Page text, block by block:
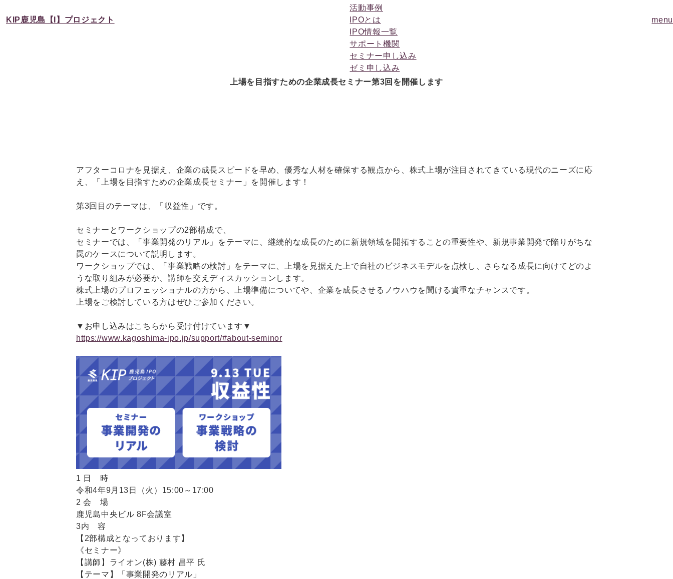
KIP鹿児島【I】プロジェクト
活動事例
IPOとは
IPO情報一覧
サポート機関
セミナー申し込み
ゼミ申し込み
menu
上場を目指すための企業成長セミナー第3回を開催します
アフターコロナを見据え、企業の成長スピードを早め、優秀な人材を確保する観点から、株式上場が注目されてきている現代のニーズに応
え、「上場を目指すための企業成長セミナー」を開催します！
第3回目のテーマは、「収益性」です。
セミナーとワークショップの2部構成で、
セミナーでは、「事業開発のリアル」をテーマに、継続的な成長のために新規領域を開拓することの重要性や、新規事業開発で陥りがちな
罠のケースについて説明します。
ワークショップでは、「事業戦略の検討」をテーマに、上場を見据えた上で自社のビジネスモデルを点検し、さらなる成長に向けてどのよ
うな取り組みが必要か、講師を交えディスカッションします。
株式上場のプロフェッショナルの方から、上場準備についてや、企業を成長させるノウハウを聞ける貴重なチャンスです。
上場をご検討している方はぜひご参加ください。
▼お申し込みはこちらから受け付けています▼
https://www.kagoshima-ipo.jp/support/#about-seminor
1 日 時
令和4年9月13日（火）15:00～17:00
2 会 場
鹿児島中央ビル 8F会議室
3内 容
【2部構成となっております】
《セミナー》
【講師】ライオン(株) 藤村 昌平 氏
【テーマ】「事業開発のリアル」